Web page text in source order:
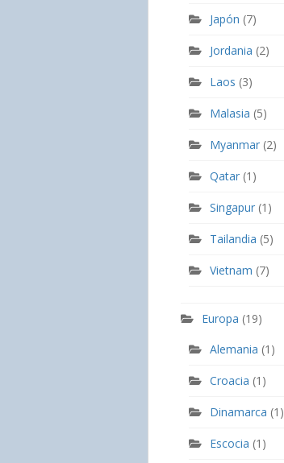
Japón (7)
Jordania (2)
Laos (3)
Malasia (5)
Myanmar (2)
Qatar (1)
Singapur (1)
Tailandia (5)
Vietnam (7)
Europa (19)
Alemania (1)
Croacia (1)
Dinamarca (1)
Escocia (1)